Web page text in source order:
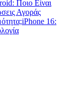
Ποιο Είναι
Αγοράς
iPhone 16: